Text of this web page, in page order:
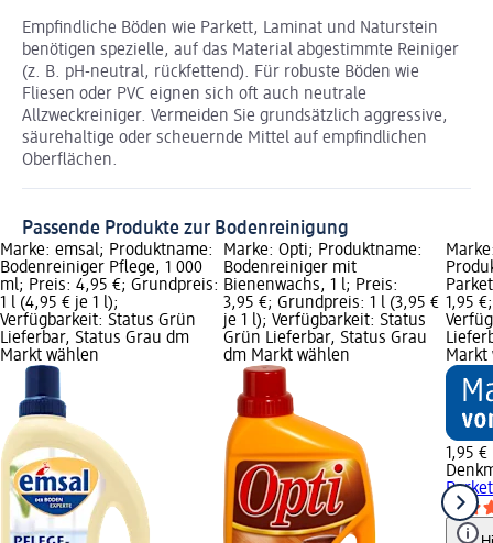
Empfindliche Böden wie Parkett, Laminat und Naturstein
benötigen spezielle, auf das Material abgestimmte Reiniger
(z. B. pH-neutral, rückfettend). Für robuste Böden wie
Fliesen oder PVC eignen sich oft auch neutrale
Allzweckreiniger. Vermeiden Sie grundsätzlich aggressive,
säurehaltige oder scheuernde Mittel auf empfindlichen
Oberflächen.
Passende Produkte zur Bodenreinigung
Marke: emsal; Produktname:
Bodenreiniger Pflege, 1 000
ml; Preis: 4,95 €; Grundpreis:
1 l (4,95 € je 1 l);
Verfügbarkeit: Status Grün
Lieferbar, Status Grau dm
Markt wählen
Marke: Opti; Produktname:
Bodenreiniger mit
Bienenwachs, 1 l; Preis:
3,95 €; Grundpreis: 1 l (3,95 €
je 1 l); Verfügbarkeit: Status
Grün Lieferbar, Status Grau
dm Markt wählen
1,95
Markt
1,95 €